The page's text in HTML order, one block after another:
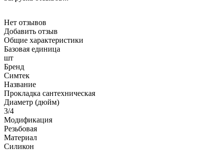
Нет отзывов
Добавить отзыв
Общие характеристики
Базовая единица
шт
Бренд
Симтек
Название
Прокладка сантехническая
Диаметр (дюйм)
3/4
Модификация
Резьбовая
Материал
Силикон